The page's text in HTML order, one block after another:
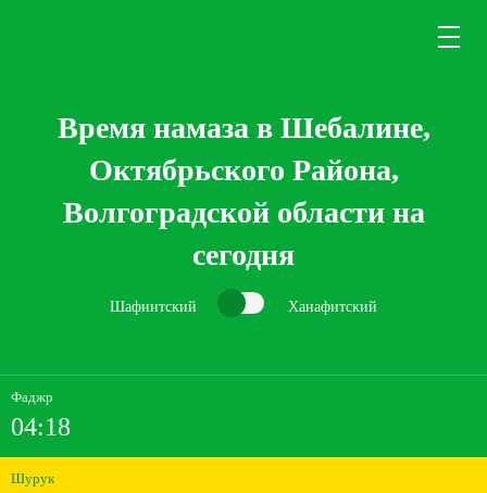
Время намаза в Шебалине,
Октябрьского Района,
Волгоградской области на
сегодня
Шафиитский Ханафитский
Фаджр
04:18
Шурук